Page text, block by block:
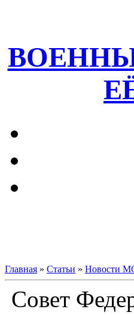
Главная » Статьи » Новости
Совет